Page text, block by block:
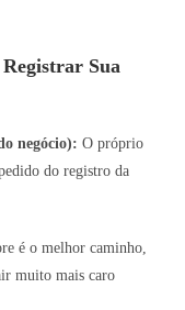
Sua
negócio): O próprio
do registro da
é o melhor caminho,
muito mais caro